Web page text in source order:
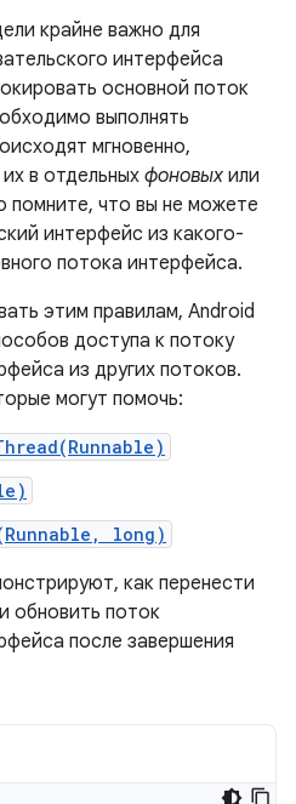
крайне важно для
интерфейса
основной поток
выполнять
мгновенно,
в отдельных фоновых или
помните, что вы не можете
интерфейс из какого-
потока интерфейса.
этим правилам, Android
доступа к потоку
из других потоков.
могут помочь:
long)
как перенести
обновить поток
после завершения